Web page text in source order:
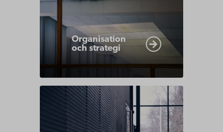
Organisation
och strategi